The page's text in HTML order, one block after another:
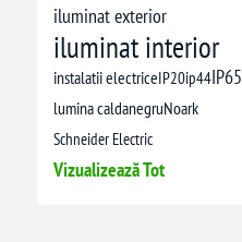
iluminat exterior
iluminat interior
instalatii electriceIP20ip44IP65
lumina caldanegruNoark
Schneider Electric
Vizualizează Tot